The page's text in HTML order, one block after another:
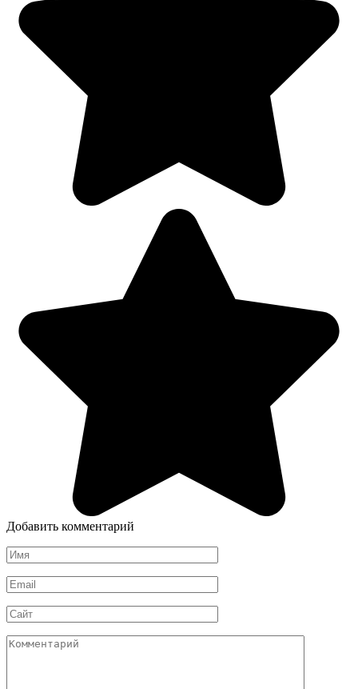
Добавить комментарий
Имя
*
Email
*
Сайт
Комментарий